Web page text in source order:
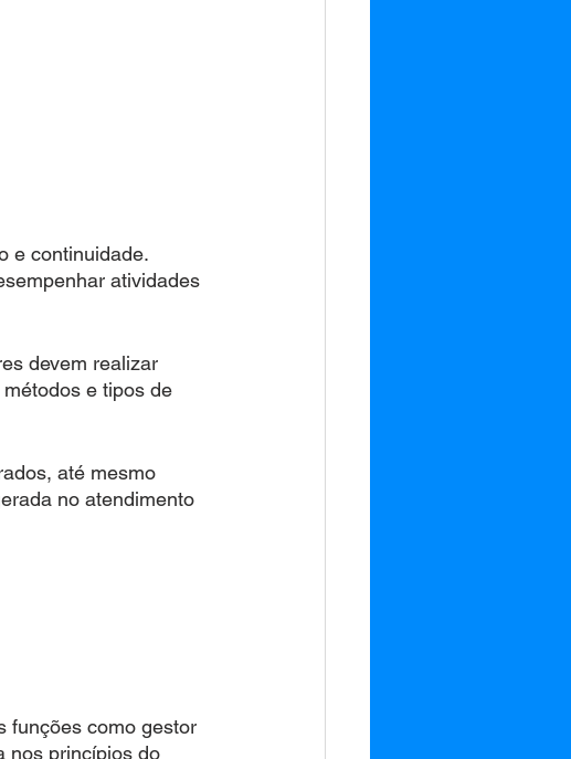
e continuidade.
atividades
devem realizar
e tipos de
até mesmo
no atendimento
funções como gestor
nos princípios do